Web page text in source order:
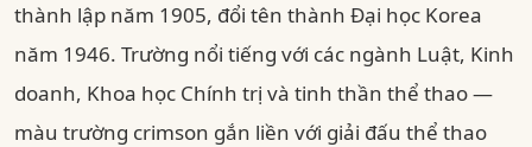
thành lập năm 1905, đổi tên thành Đại học Korea
năm 1946. Trường nổi tiếng với các ngành Luật, Kinh
doanh, Khoa học Chính trị và tinh thần thể thao —
màu trường crimson gắn liền với giải đấu thể thao